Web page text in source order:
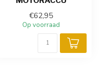
€62,95
Op voorraad